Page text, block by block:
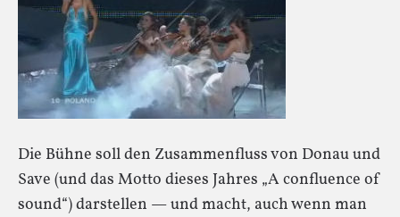
Die Bühne soll den Zusammenfluss von Donau und
Save (und das Motto dieses Jahres „A confluence of
sound“) darstellen — und macht, auch wenn man